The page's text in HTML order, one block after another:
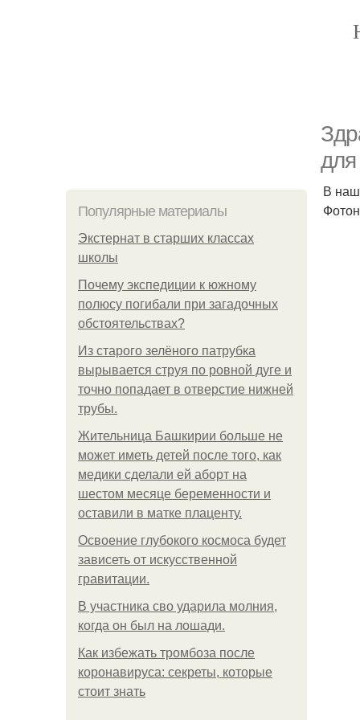
Популярные материалы
Экстернат в старших классах
школы
Почему экспедиции к южному
полюсу погибали при загадочных
обстоятельствах?
Из старого зелёного патрубка
вырывается струя по ровной дуге и
точно попадает в отверстие нижней
трубы.
Жительница Башкирии больше не
может иметь детей после того, как
медики сделали ей аборт на
шестом месяце беременности и
оставили в матке плаценту.
Освоение глубокого космоса будет
зависеть от искусственной
гравитации.
В участника сво ударила молния,
когда он был на лошади.
Как избежать тромбоза после
коронавируса: секреты, которые
стоит знать
В